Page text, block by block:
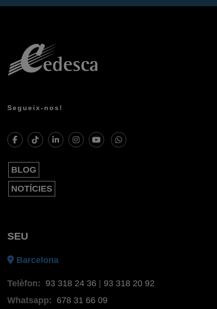
Segueix-nos!
BLOG
NOTÍCIES
SEU
Barcelona
Telèfon: 93 318 24 36
93 318 20 92
Whatsapp:
678 31 66 09